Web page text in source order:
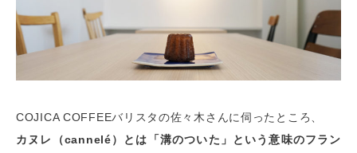
COJICA COFFEEバリスタの佐々木さんに伺ったところ、
カヌレ（cannelé）とは「溝のついた」という意味のフラン